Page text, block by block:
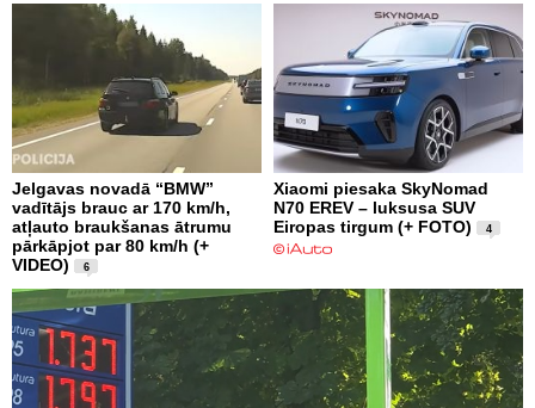
Jelgavas novadā “BMW”
vadītājs brauc ar 170 km/h,
atļauto braukšanas ātrumu
pārkāpjot par 80 km/h (+
VIDEO)
6
Xiaomi piesaka SkyNomad
N70 EREV – luksusa SUV
Eiropas tirgum (+ FOTO)
4